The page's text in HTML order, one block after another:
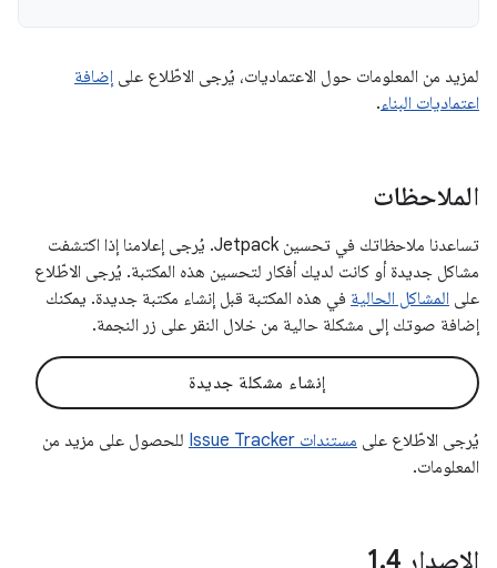
لمزيد من المعلومات حول الاعتماديات، يُرجى الاطّلاع على إضافة
اعتماديات البناء.
الملاحظات
تساعدنا ملاحظاتك في تحسين Jetpack. يُرجى إعلامنا إذا اكتشفت
مشاكل جديدة أو كانت لديك أفكار لتحسين هذه المكتبة. يُرجى الاطّلاع
على المشاكل الحالية في هذه المكتبة قبل إنشاء مكتبة جديدة. يمكنك
إضافة صوتك إلى مشكلة حالية من خلال النقر على زر النجمة.
إنشاء مشكلة جديدة
يُرجى الاطّلاع على مستندات Issue Tracker
للحصول على مزيد من
المعلومات.
الإصدار 1 .4